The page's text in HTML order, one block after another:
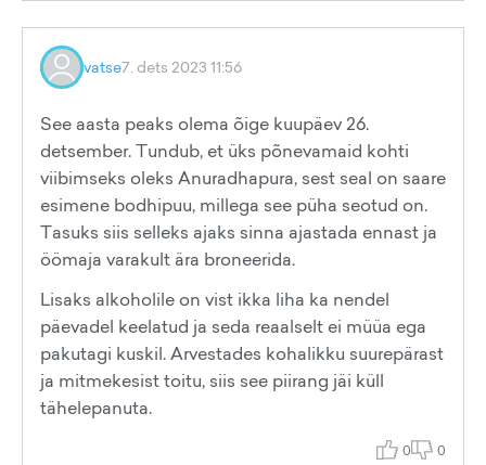
vatse7. dets 2023 11:56
See aasta peaks olema õige kuupäev 26.
detsember. Tundub, et üks põnevamaid kohti
viibimseks oleks Anuradhapura, sest seal on saare
esimene bodhipuu, millega see püha seotud on.
Tasuks siis selleks ajaks sinna ajastada ennast ja
öömaja varakult ära broneerida.
Lisaks alkoholile on vist ikka liha ka nendel
päevadel keelatud ja seda reaalselt ei müüa ega
pakutagi kuskil. Arvestades kohalikku suurepärast
ja mitmekesist toitu, siis see piirang jäi küll
tähelepanuta.
0 0